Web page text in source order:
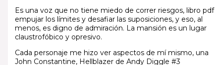
Es una voz que no tiene miedo de correr riesgos, libro pdf
empujar los límites y desafiar las suposiciones, y eso, al
menos, es digno de admiración. La mansión es un lugar
claustrofóbico y opresivo.
Cada personaje me hizo ver aspectos de mí mismo, una
John Constantine, Hellblazer de Andy Diggle #3